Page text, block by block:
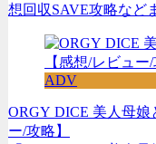
想回収SAVE攻略など
ADV
ORGY DICE 美人母娘
ー/攻略】